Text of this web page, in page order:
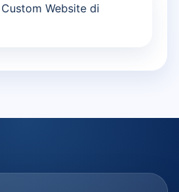
Website di